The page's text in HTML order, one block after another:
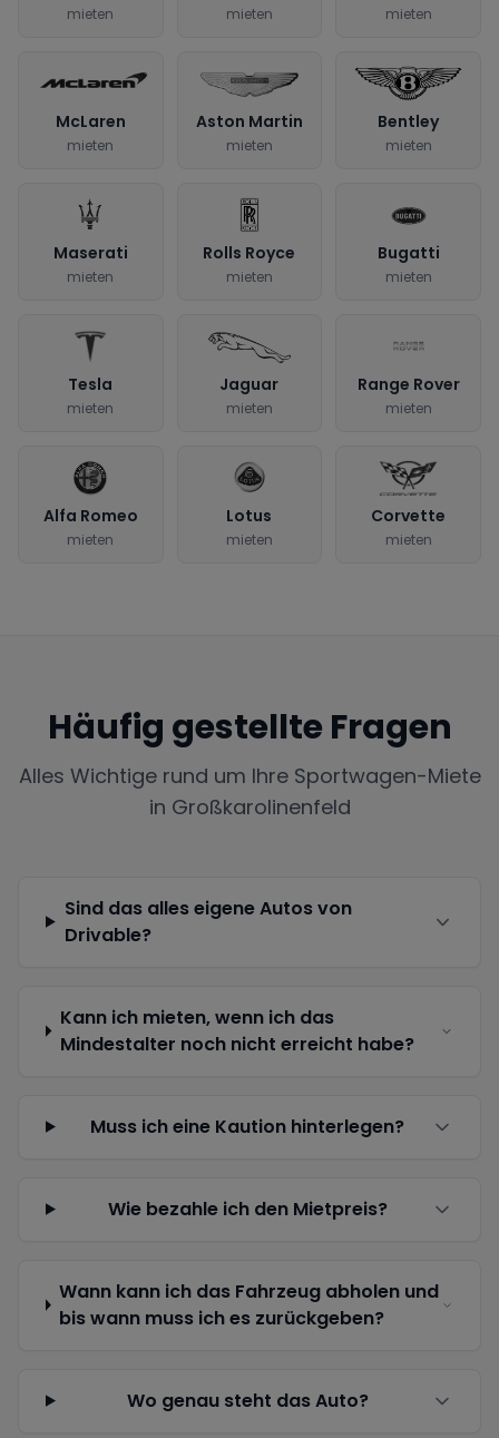
mieten mieten mieten
McLaren
mieten
Aston Martin
mieten
Bentley
mieten
Maserati
mieten
Rolls Royce
mieten
Bugatti
mieten
Tesla
mieten
Jaguar
mieten
Range Rover
mieten
Alfa Romeo
mieten
Lotus
mieten
Corvette
mieten
Häufig gestellte Fragen
Alles Wichtige rund um Ihre Sportwagen-Miete
in Großkarolinenfeld
Sind das alles eigene Autos von
Drivable?
Kann ich mieten, wenn ich das
Mindestalter noch nicht erreicht habe?
Muss ich eine Kaution hinterlegen?
Wie bezahle ich den Mietpreis?
Wann kann ich das Fahrzeug abholen und
bis wann muss ich es zurückgeben?
Wo genau steht das Auto?